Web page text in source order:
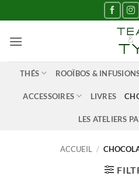
au
contenu
THÉS ROOÏBOS &
ACCESSOIRES LIVRES
LES ATELIERS
ACCUEIL /